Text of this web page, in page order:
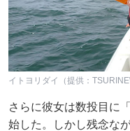
イトヨリダイ（提供：
さらに彼女は数投目に
始した。しかし残念な